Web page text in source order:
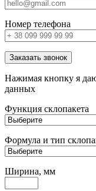
Номер телефона
Заказать звонок
Нажимая кнопку я
данных
Функция склопакета
Формула и тип
Ширина, мм